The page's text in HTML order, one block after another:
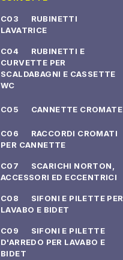
C03 RUBINETTI
LAVATRICE
C04 RUBINETTI E
CURVETTE PER
SCALDABAGNI E CASSETTE
WC
C05 CANNETTE CROMATE
C06 RACCORDI CROMATI
PER CANNETTE
C07 SCARICHI NORTON,
ACCESSORI ED ECCENTRICI
C08 SIFONI E PILETTE PER
LAVABO E BIDET
C09 SIFONI E PILETTE
D'ARREDO PER LAVABO E
BIDET